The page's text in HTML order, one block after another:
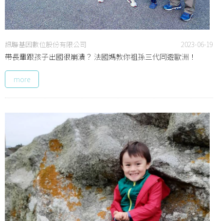
訊聯基因數位股份有限公司 2023-06-19
帶長輩跟孩子出國很崩潰？ 法國媽教你祖孫三代同遊歐洲！
more